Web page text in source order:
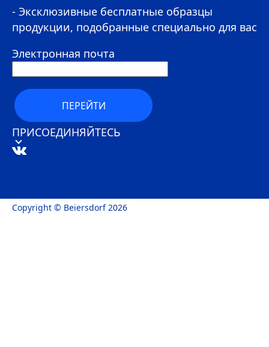
- Эксклюзивные бесплатные образцы
продукции, подобранные специально для вас
Электронная почта
ПЕРЕЙТИ
ПРИСОЕДИНЯЙТЕСЬ
Copyright © Beiersdorf 2026